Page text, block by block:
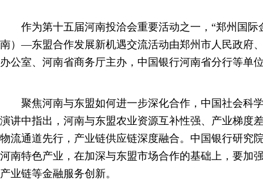
作为第十五届河南投洽会重要活动之一，“郑州国际
南）—东盟合作发展新机遇交流活动由郑州市人民政府
办公室、河南省商务厅主办，中国银行河南省分行等单
聚焦河南与东盟如何进一步深化合作，中国社会科
演讲中指出，河南与东盟农业资源互补性强、产业梯度
物流通道先行，产业链供应链深度融合。中国银行研究
河南特色产业，在加深与东盟市场合作的基础上，要加
产业链等金融服务创新。